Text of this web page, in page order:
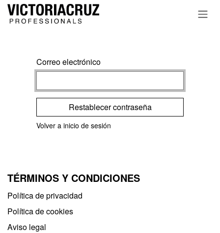
Ir al contenido
Correo electrónico
Restablecer contraseña
Volver a inicio de sesión
TÉRMINOS Y CONDICIONES
Política de privacidad​
Política de cookies
Aviso legal